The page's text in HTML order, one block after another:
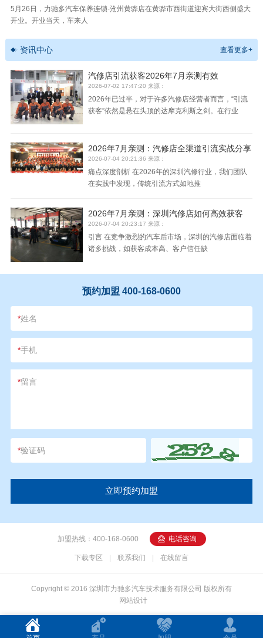
5月26日，力驰多汽车保养连锁-沧州黄骅店在黄骅市西街道迎宾大街西侧盛大
开业。开业当天，车来人
资讯中心 查看更多+
汽修店引流获客2026年7月亲测有效
2026-07-02 17:47:20 来源：
2026年已过半，对于许多汽修店经营者而言，“引流
获客”依然是悬在头顶的达摩克利斯之剑。在行业
2026年7月亲测：汽修店全渠道引流实战分享
2026-07-04 20:21:36 来源：
痛点深度剖析 在2026年的深圳汽修行业，我们团队
在实践中发现，传统引流方式如地推
2026年7月亲测：深圳汽修店如何高效获客
2026-07-04 20:23:17 来源：
引言 在竞争激烈的汽车后市场，深圳的汽修店面临着
诸多挑战，如获客成本高、客户信任缺
预约加盟 400-168-0600
*姓名
*手机
*留言
*验证码
加盟热线：400-168-0600 电话咨询
下载专区 | 联系我们 | 在线留言
Copyright © 2016 深圳市力驰多汽车技术服务有限公司 版权所有
网站设计